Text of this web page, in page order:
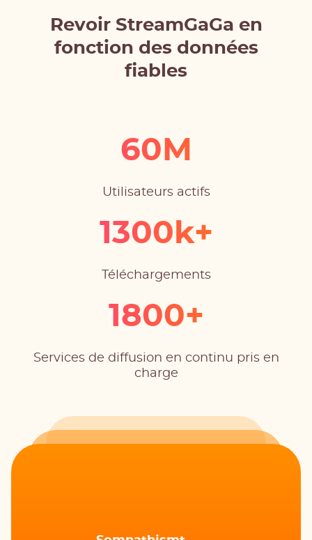
Revoir StreamGaGa en
fonction des données
fiables
60M
Utilisateurs actifs
1300k+
Téléchargements
1800+
Services de diffusion en continu pris en
charge
czitdnsil